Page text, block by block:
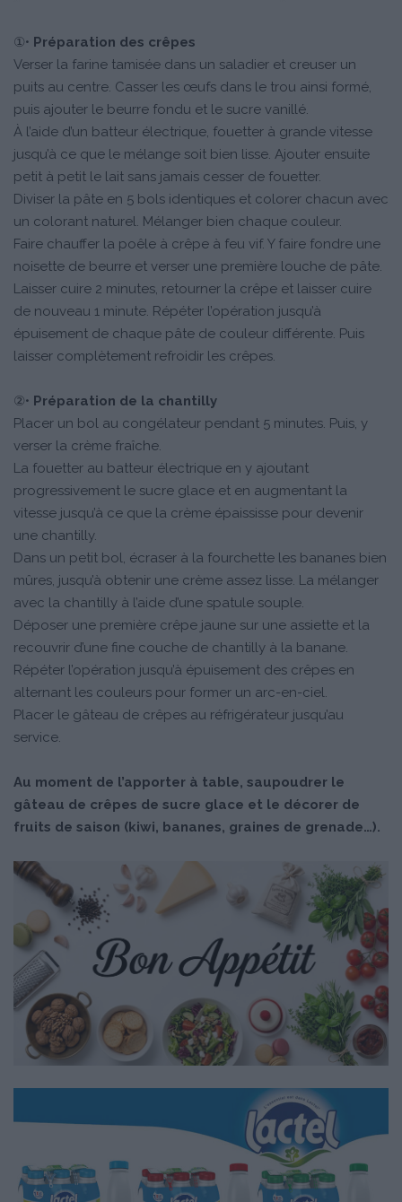
①• Préparation des crêpes
Verser la farine tamisée dans un saladier et creuser un
puits au centre. Casser les œufs dans le trou ainsi formé,
puis ajouter le beurre fondu et le sucre vanillé.
À l’aide d’un batteur électrique, fouetter à grande vitesse
jusqu’à ce que le mélange soit bien lisse. Ajouter ensuite
petit à petit le lait sans jamais cesser de fouetter.
Diviser la pâte en 5 bols identiques et colorer chacun avec
un colorant naturel. Mélanger bien chaque couleur.
Faire chauffer la poêle à crêpe à feu vif. Y faire fondre une
noisette de beurre et verser une première louche de pâte.
Laisser cuire 2 minutes, retourner la crêpe et laisser cuire
de nouveau 1 minute. Répéter l’opération jusqu’à
épuisement de chaque pâte de couleur différente. Puis
laisser complètement refroidir les crêpes.
②• Préparation de la chantilly
Placer un bol au congélateur pendant 5 minutes. Puis, y
verser la crème fraîche.
La fouetter au batteur électrique en y ajoutant
progressivement le sucre glace et en augmentant la
vitesse jusqu’à ce que la crème épaississe pour devenir
une chantilly.
Dans un petit bol, écraser à la fourchette les bananes bien
mûres, jusqu’à obtenir une crème assez lisse. La mélanger
avec la chantilly à l’aide d’une spatule souple.
Déposer une première crêpe jaune sur une assiette et la
recouvrir d’une fine couche de chantilly à la banane.
Répéter l’opération jusqu’à épuisement des crêpes en
alternant les couleurs pour former un arc-en-ciel.
Placer le gâteau de crêpes au réfrigérateur jusqu’au
service.
Au moment de l’apporter à table, saupoudrer le
gâteau de crêpes de sucre glace et le décorer de
fruits de saison (kiwi, bananes, graines de grenade…).